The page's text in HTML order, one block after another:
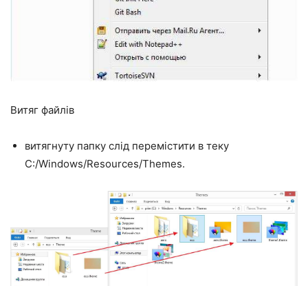
Витяг файлів
витягнуту папку слід перемістити в теку
C:/Windows/Resources/Themes.